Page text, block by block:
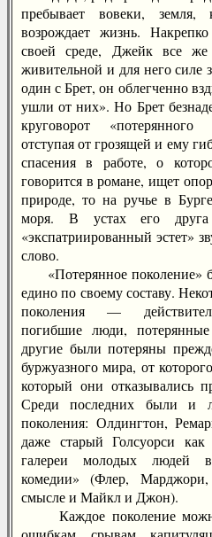
пребывает вовеки, земля,
возрождает жизнь.
своей среде, Джейк все же
живительной и для него силе
один с Брет, он облегченно
ушли от них». Но Брет
круговорот
отступая от грозящей и ему
спасения в работе, о
говорится в романе, ищет
природе, то на ручье в
моря. В устах его
«экспатриированный эстет»
слово.
«Потерянное поколение»
едино по своему составу.
поколения —
погибшие люди,
другие были потеряны
буржуазного мира, от
который они отказывались
Среди последних были и
поколения: Олдингтон,
даже старый Голсуорси как
галереи молодых людей
комедии» (Флер,
смысле и Майкл и Джон).
Каждое поколение